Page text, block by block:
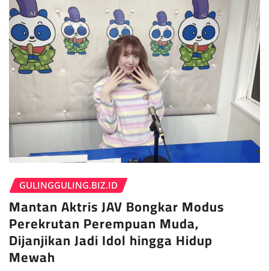
GULINGGULING.BIZ.ID
Mantan Aktris JAV Bongkar Modus
Perekrutan Perempuan Muda,
Dijanjikan Jadi Idol hingga Hidup
Mewah